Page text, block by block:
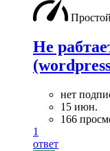
Простой
Не
нет
15 июн.
166
1
ответ